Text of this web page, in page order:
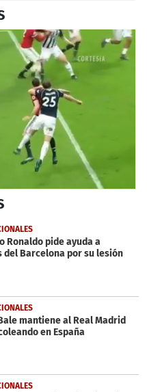
Ronaldo pide ayuda a
del Barcelona por su lesión
mantiene al Real Madrid
en España